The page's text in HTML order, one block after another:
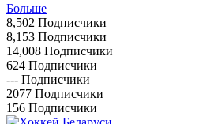
Больше
8,502 Подписчики
8,153 Подписчики
14,008 Подписчики
624 Подписчики
--- Подписчики
2077 Подписчики
156 Подписчики